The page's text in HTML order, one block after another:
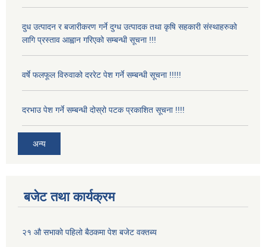
दुध उत्पादन र बजारीकरण गर्ने दुग्ध उत्पादक तथा कृषि सहकारी संस्थाहरुको
लागि प्रस्ताव आह्वान गरिएको सम्बन्धी सूचना !!!
वर्षे फलफूल विरुवाको दररेट पेश गर्ने सम्बन्धी सूचना !!!!!
दरभाउ पेश गर्ने सम्बन्धी दोस्रो पटक प्रकाशित सूचना !!!!
अन्य
बजेट तथा कार्यक्रम
२१ औ सभाको पहिलो बैठकमा पेश बजेट वक्तब्य